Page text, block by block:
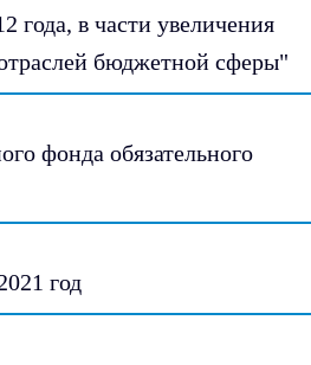
года, в части увеличения
бюджетной сферы"
фонда обязательного
год